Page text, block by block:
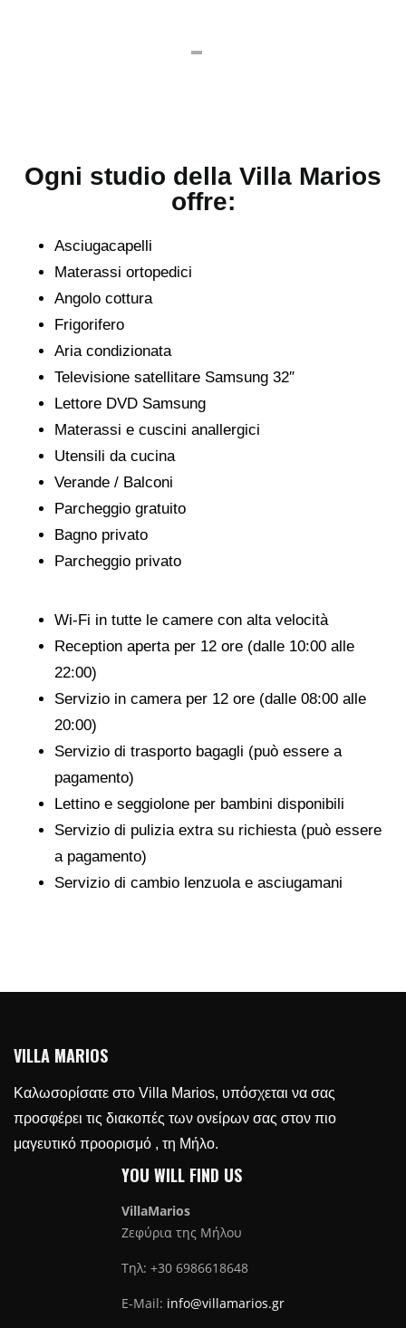
Ogni studio della Villa Marios
offre:
Asciugacapelli
Materassi ortopedici
Angolo cottura
Frigorifero
Aria condizionata
Televisione satellitare Samsung 32″
Lettore DVD Samsung
Materassi e cuscini anallergici
Utensili da cucina
Verande / Balconi
Parcheggio gratuito
Bagno privato
Parcheggio privato
Wi-Fi in tutte le camere con alta velocità
Reception aperta per 12 ore (dalle 10:00 alle
22:00)
Servizio in camera per 12 ore (dalle 08:00 alle
20:00)
Servizio di trasporto bagagli (può essere a
pagamento)
Lettino e seggiolone per bambini disponibili
Servizio di pulizia extra su richiesta (può essere
a pagamento)
Servizio di cambio lenzuola e asciugamani
VILLA MARIOS
Καλωσορίσατε στο Villa Marios, υπόσχεται να σας
προσφέρει τις διακοπές των ονείρων σας στον πιο
μαγευτικό προορισμό , τη Μήλο.
YOU WILL FIND US
VillaMarios
Ζεφύρια της Μήλου
Τηλ: +30 6986618648
E-Mail: info@villamarios.gr